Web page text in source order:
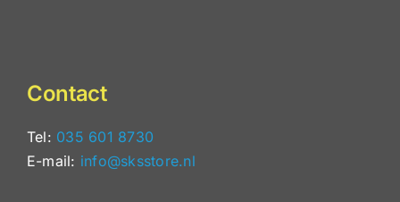
Contact
Tel: 035 601 8730
E-mail: info@sksstore.nl